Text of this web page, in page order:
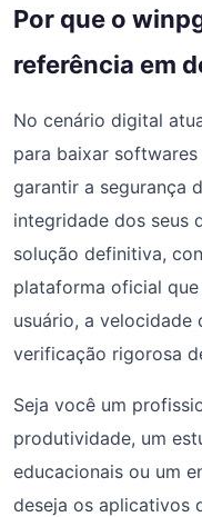
Por que o
referência em
No cenário digital
para baixar
garantir a segurança
integridade dos seus
solução definitiva,
plataforma oficial
usuário, a velocidade
verificação rigorosa
Seja você um
produtividade, um
educacionais ou um
deseja os aplicativos